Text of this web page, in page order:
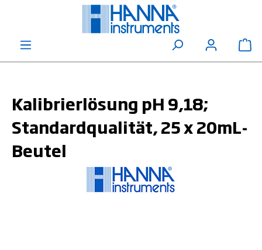
Kalibrierlösung pH 9,18;
Standardqualität, 25 x 20mL-
Beutel